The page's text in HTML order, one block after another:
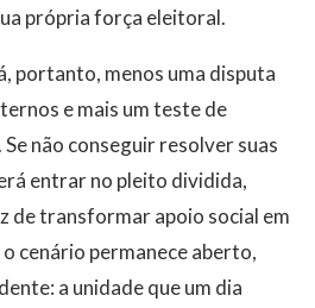
própria força eleitoral.
portanto, menos uma disputa
e mais um teste de
não conseguir resolver suas
entrar no pleito dividida,
de transformar apoio social em
cenário permanece aberto,
a unidade que um dia